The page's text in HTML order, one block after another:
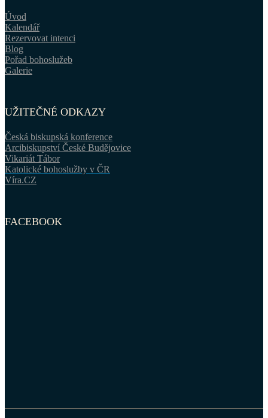
Úvod
Kalendář
Rezervovat intenci
Blog
Pořad bohoslužeb
Galerie
UŽITEČNÉ ODKAZY
Česká biskupská konference
Arcibiskupství České Budějovice
Vikariát Tábor
Katolické bohoslužby v ČR
Víra.CZ
FACEBOOK